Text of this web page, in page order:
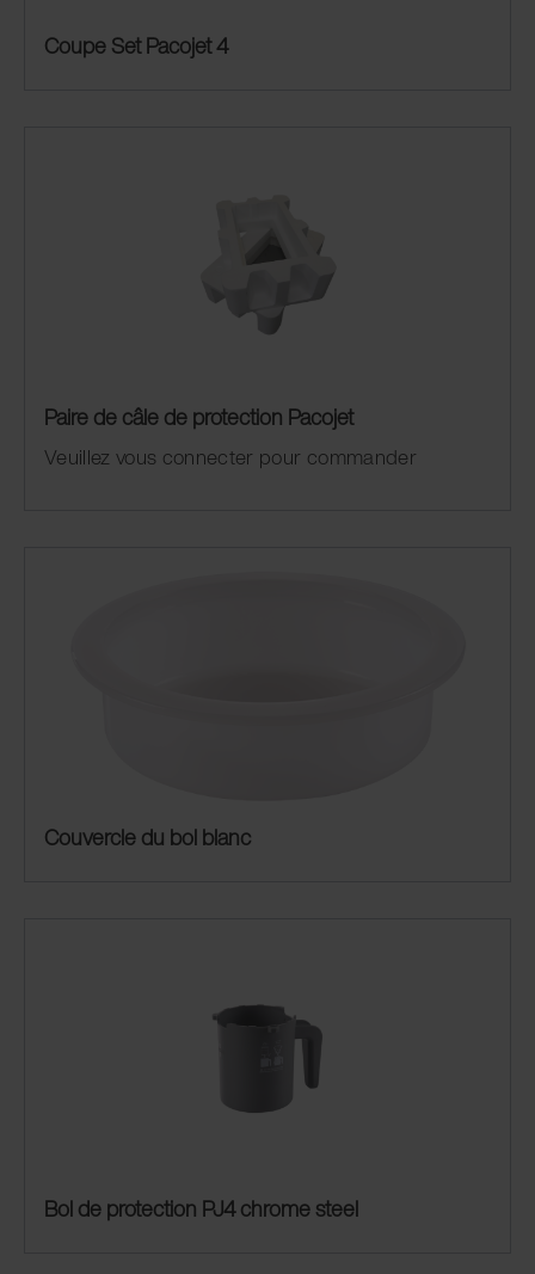
Coupe Set Pacojet 4
Paire de câle de protection Pacojet
Veuillez vous connecter pour commander
Couvercle du bol blanc
Bol de protection PJ4 chrome steel